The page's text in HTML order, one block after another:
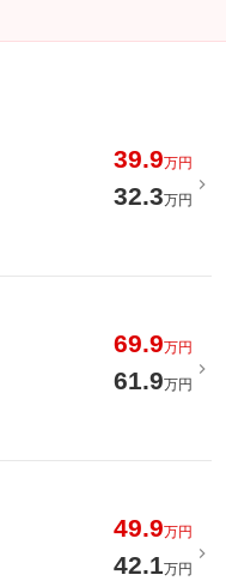
39.9万円
32.3万円
69.9万円
61.9万円
49.9万円
42.1万円